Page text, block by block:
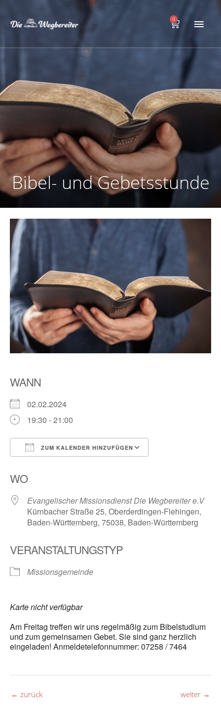
Inhalt
0
Warenkorb
Bibel- und Gebetsstunde
WANN
02.02.2024
19:30 - 21:00
ZUM KALENDER HINZUFÜGEN
WO
Evangelischer Missionsdienst Die Wegbereiter e.V
Kürnbacher Straße 25, Oberderdingen-Flehingen,
Baden-Württemberg, 75038, Baden-Württemberg
VERANSTALTUNGSTYP
Missionsgemeinde
Karte nicht verfügbar
Am Freitag treffen wir uns regelmäßig zum Bibelstudium
und zum gemeinsamen Gebet. Sie sind ganz herzlich
eingeladen! Anmeldetelefonnummer: 07258 / 7464
← zurück weiter →